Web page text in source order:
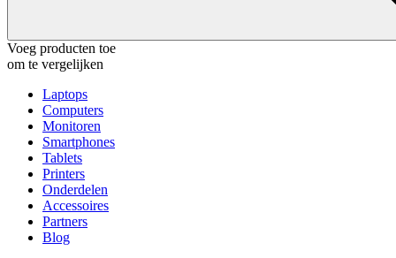
Voeg producten toe
om te vergelijken
Laptops
Computers
Monitoren
Smartphones
Tablets
Printers
Onderdelen
Accessoires
Partners
Blog